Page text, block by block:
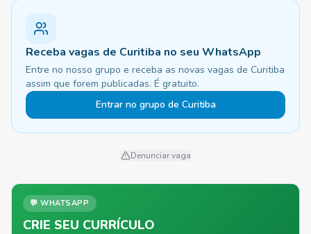
Receba vagas de Curitiba no seu WhatsApp
Entre no nosso grupo e receba as novas vagas de Curitiba
assim que forem publicadas. É gratuito.
Entrar no grupo de Curitiba
Denunciar vaga
💬 WHATSAPP
CRIE SEU CURRÍCULO